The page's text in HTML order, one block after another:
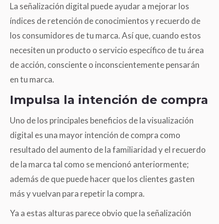
La señalización digital puede ayudar a mejorar los
índices de retención de conocimientos y recuerdo de
los consumidores de tu marca. Así que, cuando estos
necesiten un producto o servicio específico de tu área
de acción, consciente o inconscientemente pensarán
en tu marca.
Impulsa la intención de compra
Uno de los principales beneficios de la visualización
digital es una mayor intención de compra como
resultado del aumento de la familiaridad y el recuerdo
de la marca tal como se mencionó anteriormente;
además de que puede hacer que los clientes gasten
más y vuelvan para repetir la compra.
Ya a estas alturas parece obvio que la señalización